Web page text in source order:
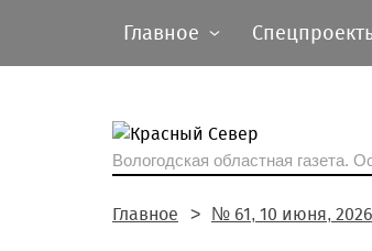
Главное
Вологодская областная газета.
Главное № 61, 10 июня, 2026